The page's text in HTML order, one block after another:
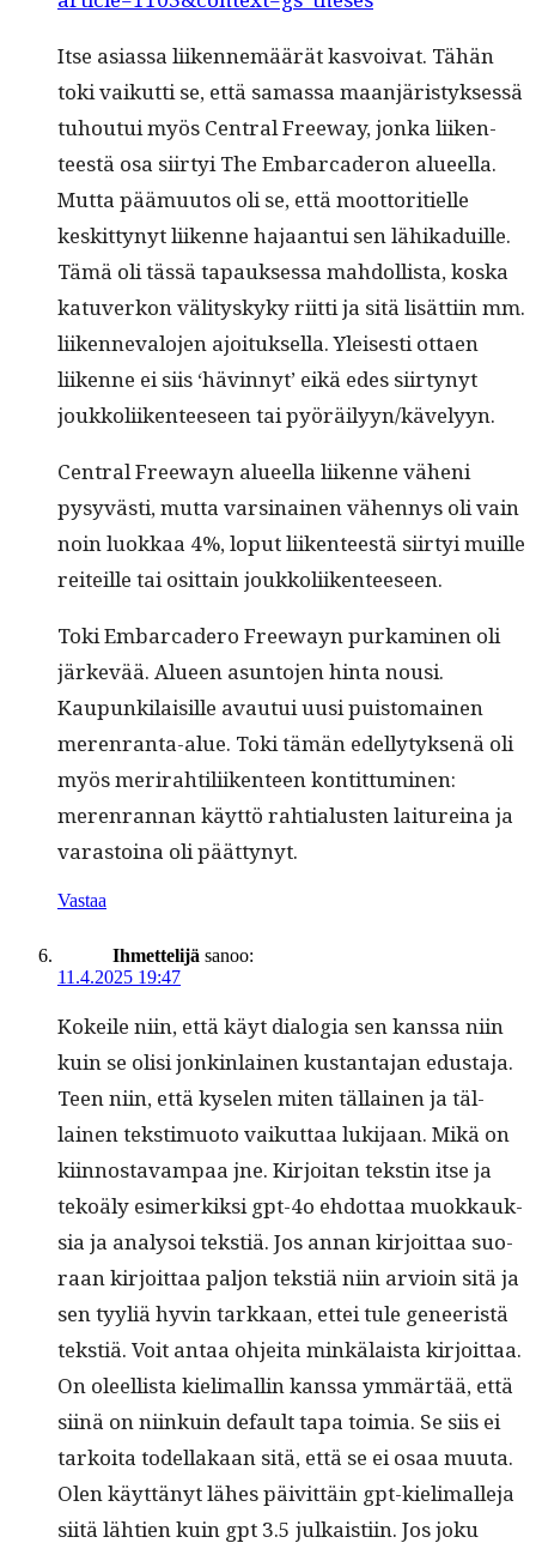
Itse asi­as­sa liiken­nemäärät kasvoivat. Tähän
toki vaikut­ti se, että samas­sa maan­järistyk­sessä
tuhou­tui myös Cen­tral Free­way, jon­ka liiken­
teestä osa siir­tyi The Embar­caderon alueel­la.
Mut­ta pää­muu­tos oli se, että moot­tori­tielle
keskit­tynyt liikenne hajaan­tui sen lähikaduille.
Tämä oli tässä tapauk­ses­sa mah­dol­lista, kos­ka
katu­verkon väl­i­tyskyky riit­ti ja sitä lisät­ti­in mm.
liiken­neval­o­jen ajoituk­sel­la. Yleis­es­ti ottaen
liikenne ei siis ‘hävin­nyt’ eikä edes siir­tynyt
joukkoli­iken­teeseen tai pyöräilyyn/kävelyyn.
Cen­tral Free­wayn alueel­la liikenne väheni
pysyvästi, mut­ta varsi­nainen vähen­nys oli vain
noin luokkaa 4%, lop­ut liiken­teestä siir­tyi muille
reit­eille tai osit­tain joukkoliikenteeseen.
Toki Embar­cadero Free­wayn purkami­nen oli
järkevää. Alueen asun­to­jen hin­ta nousi.
Kaupunki­laisille avau­tui uusi puis­tom­ainen
meren­ran­ta-alue. Toki tämän edel­ly­tyk­senä oli
myös meri­rahtili­iken­teen kon­tit­tumi­nen:
meren­ran­nan käyt­tö rah­tialus­ten lai­tureina ja
varas­toina oli päättynyt.
Vastaa
Ihmettelijä sanoo:
11.4.2025 19:47
Kokeile niin, että käyt dialo­gia sen kanssa niin
kuin se olisi jonkin­lainen kus­tan­ta­jan edus­ta­ja.
Teen niin, että kyse­len miten täl­lainen ja täl­
lainen tek­stimuo­to vaikut­taa luk­i­jaan. Mikä on
kiin­nos­tavam­paa jne. Kir­joi­tan tek­stin itse ja
tekoä­ly esimerkik­si gpt-4o ehdot­taa muokkauk­
sia ja analysoi tek­stiä. Jos annan kir­joit­taa suo­
raan kir­joit­taa paljon tek­stiä niin arvioin sitä ja
sen tyyliä hyvin tarkkaan, ettei tule geneeristä
tek­stiä. Voit antaa ohjei­ta minkälaista kir­joit­taa.
On oleel­lista kie­li­mallin kanssa ymmärtää, että
siinä on niinkuin default tapa toimia. Se siis ei
tarkoi­ta todel­lakaan sitä, että se ei osaa muu­ta.
Olen käyt­tänyt läh­es päivit­täin gpt-kie­li­malle­ja
siitä läh­tien kuin gpt 3.5 julka­isti­in. Jos joku